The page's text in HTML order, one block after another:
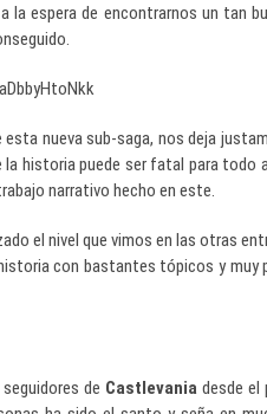
espera de encontrarnos un tan
nueva sub-saga, nos deja
historia puede ser fatal para todo
narrativo hecho en este.
el nivel que vimos en las otras
con bastantes tópicos y muy
de Castlevania desde el